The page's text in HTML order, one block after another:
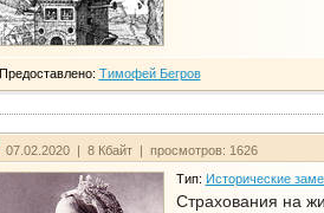
Предоставлено: Тимофей Бегров
07.02.2020 | 8 Кбайт | просмотров: 1626
Тип: Исторические
Страхования на